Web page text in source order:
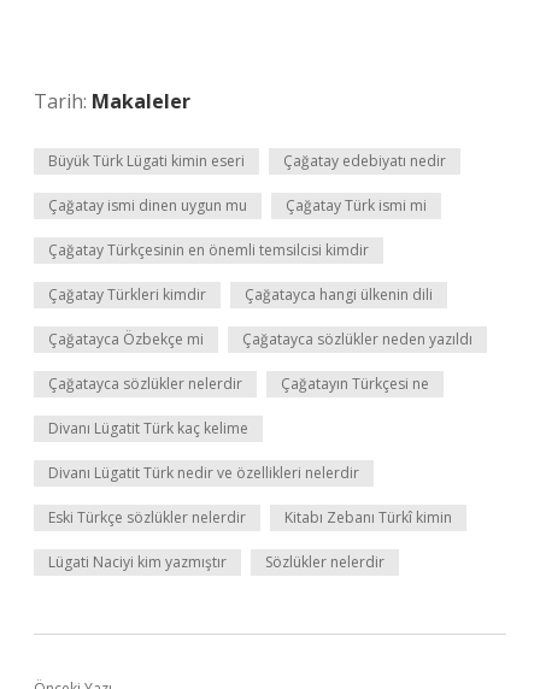
Tarih: Makaleler
Büyük Türk Lügati kimin eseri Çağatay edebiyatı nedir
Çağatay ismi dinen uygun mu Çağatay Türk ismi mi
Çağatay Türkçesinin en önemli temsilcisi kimdir
Çağatay Türkleri kimdir Çağatayca hangi ülkenin dili
Çağatayca Özbekçe mi Çağatayca sözlükler neden yazıldı
Çağatayca sözlükler nelerdir Çağatayın Türkçesi ne
Divanı Lügatit Türk kaç kelime
Divanı Lügatit Türk nedir ve özellikleri nelerdir
Eski Türkçe sözlükler nelerdir Kitabı Zebanı Türkî kimin
Lügati Naciyi kim yazmıştır Sözlükler nelerdir